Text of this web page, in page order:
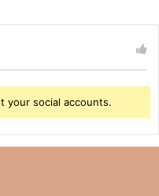
your social accounts.